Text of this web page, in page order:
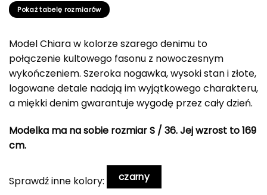
Pokaż tabelę rozmiarów
Model Chiara w kolorze szarego denimu to
połączenie kultowego fasonu z nowoczesnym
wykończeniem. Szeroka nogawka, wysoki stan i złote,
logowane detale nadają im wyjątkowego charakteru,
a miękki denim gwarantuje wygodę przez cały dzień.
Modelka ma na sobie rozmiar S / 36. Jej wzrost to 169
cm.
Sprawdź inne kolory: czarny